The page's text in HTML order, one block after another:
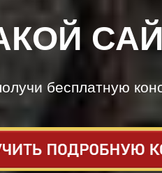
бесплатную